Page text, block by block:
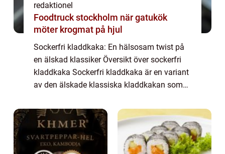
redaktionel
Foodtruck stockholm när gatukök
möter krogmat på hjul
Sockerfri kladdkaka: En hälsosam twist på
en älskad klassiker Översikt över sockerfri
kladdkaka Sockerfri kladdkaka är en variant
av den älskade klassiska kladdkakan som
hälsosam. Genom att ersätta det raffi...